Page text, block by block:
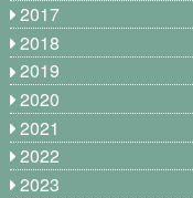
2017
2018
2019
2020
2021
2022
2023